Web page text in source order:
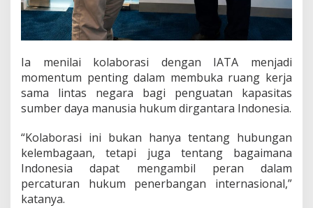
Ia menilai kolaborasi dengan IATA menjadi
momentum penting dalam membuka ruang kerja
sama lintas negara bagi penguatan kapasitas
sumber daya manusia hukum dirgantara Indonesia.
“Kolaborasi ini bukan hanya tentang hubungan
kelembagaan, tetapi juga tentang bagaimana
Indonesia dapat mengambil peran dalam
percaturan hukum penerbangan internasional,”
katanya.